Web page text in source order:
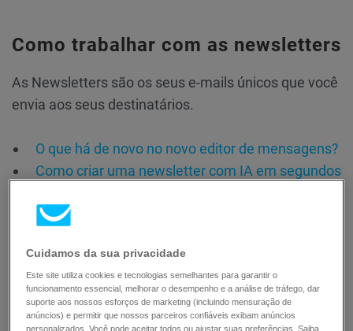
Como trabalhar com as newsletters
As Newsletters são os seus e-mails únicos que você
envia aos seus destinatários.
O que há de novo no novo editor de mensagens?
Como criar uma newsletter com IA em segundos
Como reenviar uma mensagem para quem não
Como posso criar mensagens com orientação
de texto da direita para a esquerda?
Posso codificar newsletters em HTML?
Qual a diferença entre uma mensagem de texto
Cuidamos da sua privacidade
Este site utiliza cookies e tecnologias semelhantes para garantir o
funcionamento essencial, melhorar o desempenho e a análise de tráfego, dar
suporte aos nossos esforços de marketing (incluindo mensuração de
anúncios) e permitir que nossos parceiros confiáveis exibam anúncios
personalizados. Você pode aceitar todos ou ajustar suas preferências. Saiba